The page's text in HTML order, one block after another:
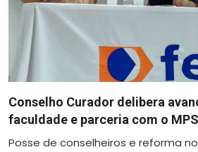
Conselho Curador delibera
faculdade e parceria com o
Posse de conselheiros e reforma